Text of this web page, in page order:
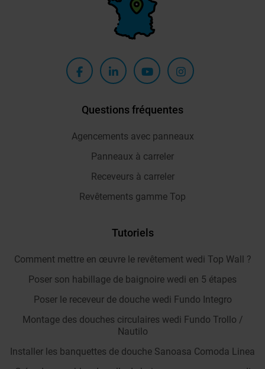
Questions fréquentes
Agencements avec panneaux
Panneaux à carreler
Receveurs à carreler
Revêtements gamme Top
Tutoriels
Comment mettre en œuvre le revêtement wedi Top Wall ?
Poser son habillage de baignoire wedi en 5 étapes
Poser le receveur de douche wedi Fundo Integro
Montage des douches circulaires wedi Fundo Trollo /
Nautilo
Installer les banquettes de douche Sanoasa Comoda Linea